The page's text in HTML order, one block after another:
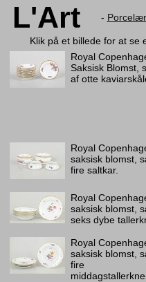
L'Art -
Klik på et billede for at
Royal
Saksisk Blomst,
af otte
Royal
saksisk blomst,
fire saltkar.
Royal
saksisk blomst,
seks dybe
Royal
saksisk blomst,
fire